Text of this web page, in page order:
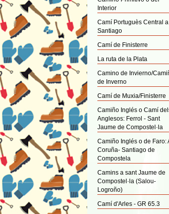
Interior
Camí Portuguès Central a
Santiago
Camí de Finisterre
La ruta de la Plata
Camino de Invierno/
de Inverno
Camí de Muxia/Finisterre
Camiño Inglés o Camí
Anglesos: Ferrol - Sant
Jaume de Compostel·la
Camiño Inglés o de Faro:
Coruña- Santiago de
Compostela
Camins a sant Jaume de
Compostel·la (Salou-
Logroño)
Camí d'Arles - GR 65.3